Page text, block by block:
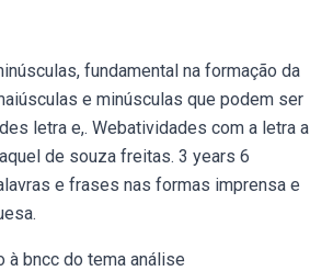
fundamental na formação da
e minúsculas que podem ser
letra e,. Webatividades com a letra a
de souza freitas. 3 years 6
e frases nas formas imprensa e
bncc do tema análise